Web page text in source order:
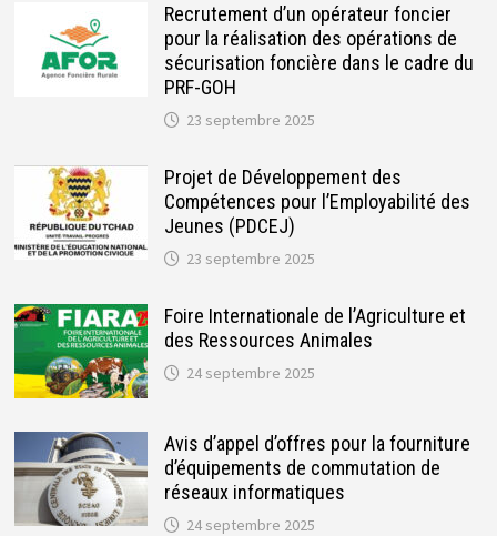
Recrutement d’un opérateur foncier
pour la réalisation des opérations de
sécurisation foncière dans le cadre du
PRF-GOH
23 septembre 2025
Projet de Développement des
Compétences pour l’Employabilité des
Jeunes (PDCEJ)
23 septembre 2025
Foire Internationale de l’Agriculture et
des Ressources Animales
24 septembre 2025
Avis d’appel d’offres pour la fourniture
d’équipements de commutation de
réseaux informatiques
24 septembre 2025